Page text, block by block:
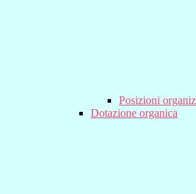
Posizioni
Dotazione organica